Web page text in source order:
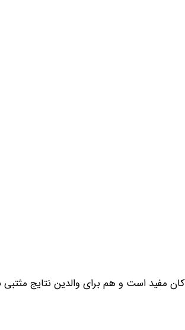
مفید است و هم برای والدین نتایج مثتبی